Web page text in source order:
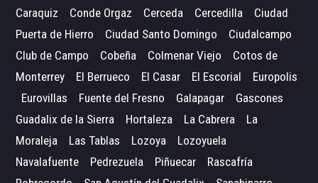
Caraquiz
Conde Orgaz Cerceda Cercedilla
Ciudad
Puerta de Hierro
Ciudad Santo Domingo
Ciudalcampo
Club de Campo
Cobeña Colmenar Viejo
Cotos de
Monterrey
El Berrueco El Casar El Escorial
Europolis
Eurovillas
Fuente del Fresno Galapagar
Gascones
Guadalix de la Sierra
Hortaleza La Cabrera
La
Moraleja
Las Tablas Lozoya
Lozoyuela
Navalafuente
Pedrezuela Piñuecar
Rascafría